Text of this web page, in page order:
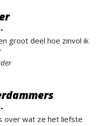
groot deel hoe zinvol ik
over wat ze het liefste